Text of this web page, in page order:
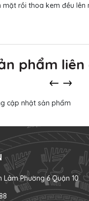
mặt rồi thoa kem đều
phẩm liên
cập nhật sản phẩm
Lâm Phường 6 Quận 10